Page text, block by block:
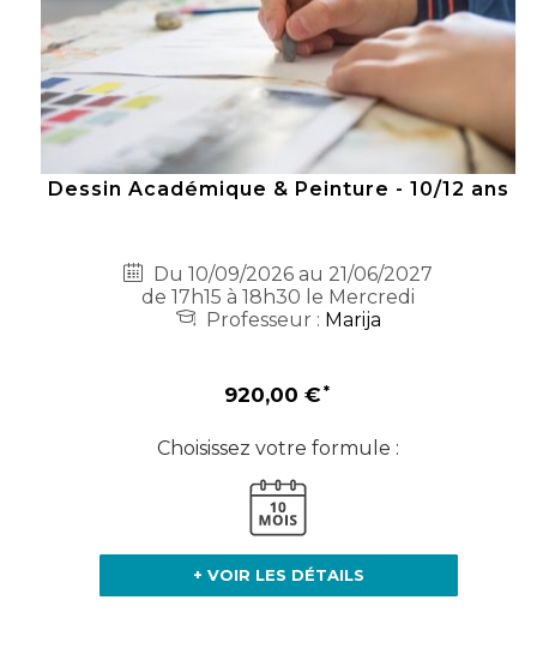
Dessin Académique & Peinture - 10/12 ans
Du 10/09/2026 au 21/06/2027
de 17h15 à 18h30 le Mercredi
Professeur : Marija
920,00 €
Choisissez votre formule :
+ VOIR LES DÉTAILS